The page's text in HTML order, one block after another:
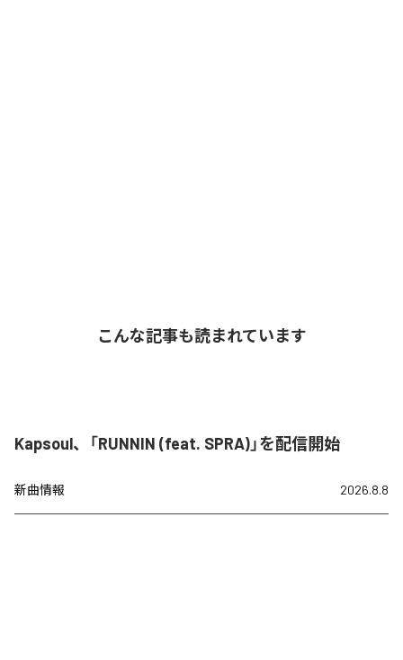
こんな記事も読まれています
Kapsoul、「RUNNIN (feat. SPRA)」を配信開始
新曲情報 2026.8.8